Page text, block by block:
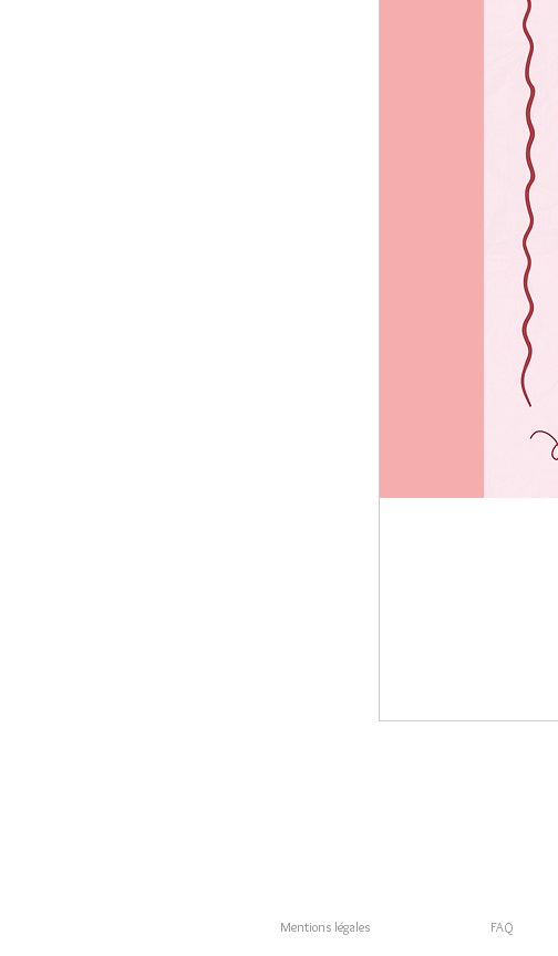
Mentions légales FAQ